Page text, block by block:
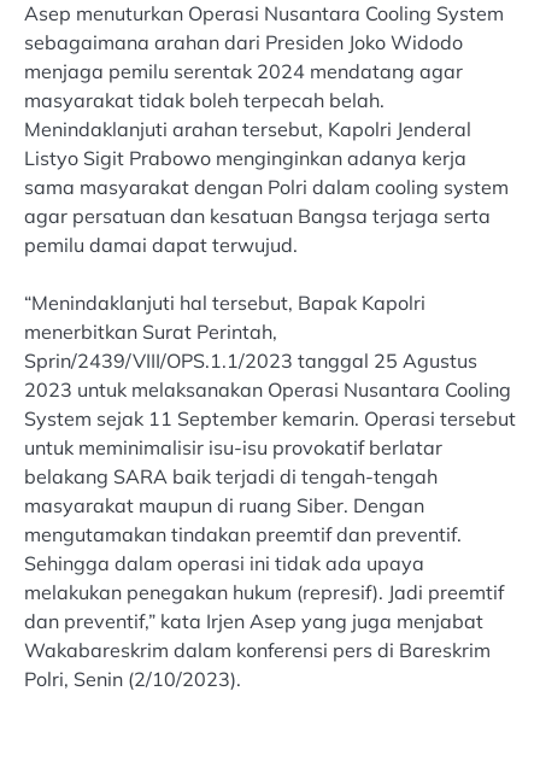
Asep menuturkan Operasi Nusantara Cooling System
sebagaimana arahan dari Presiden Joko Widodo
menjaga pemilu serentak 2024 mendatang agar
masyarakat tidak boleh terpecah belah.
Menindaklanjuti arahan tersebut, Kapolri Jenderal
Listyo Sigit Prabowo menginginkan adanya kerja
sama masyarakat dengan Polri dalam cooling system
agar persatuan dan kesatuan Bangsa terjaga serta
pemilu damai dapat terwujud.
“Menindaklanjuti hal tersebut, Bapak Kapolri
menerbitkan Surat Perintah,
Sprin/2439/VIII/OPS.1.1/2023 tanggal 25 Agustus
2023 untuk melaksanakan Operasi Nusantara Cooling
System sejak 11 September kemarin. Operasi tersebut
untuk meminimalisir isu-isu provokatif berlatar
belakang SARA baik terjadi di tengah-tengah
masyarakat maupun di ruang Siber. Dengan
mengutamakan tindakan preemtif dan preventif.
Sehingga dalam operasi ini tidak ada upaya
melakukan penegakan hukum (represif). Jadi preemtif
dan preventif,” kata Irjen Asep yang juga menjabat
Wakabareskrim dalam konferensi pers di Bareskrim
Polri, Senin (2/10/2023).